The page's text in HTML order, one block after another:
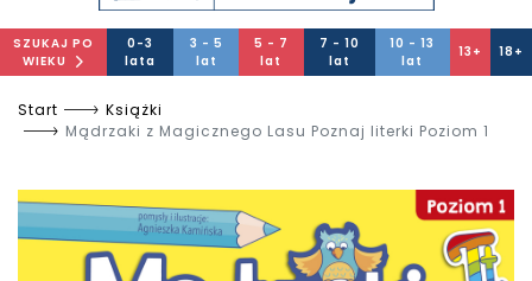
SZUKAJ PO
WIEKU
0-3
lata
3 - 5
lat
5 - 7
lat
7 - 10
lat
10 - 13
lat
13+ 18+
Start
Książki
Mądrzaki z Magicznego Lasu Poznaj literki Poziom 1